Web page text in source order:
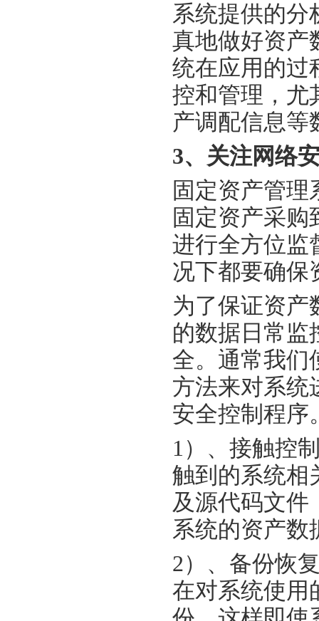
系统提供的分
真地做好资产
统在应用的过
控和管理，尤
产调配信息等
3、关注网络
固定资产管
固定资产采
进行全方位监
况下都要确保
为了保证资产
的数据日常监
全。通常我们
方法来对系统
安全控制程序
1）、接触控
触到的系统相
及源代码文件
系统的资产数
2）、备份恢
在对系统使用